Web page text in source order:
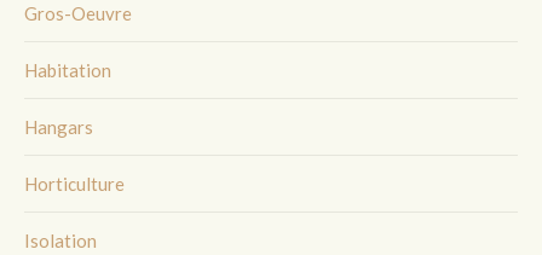
Gros-Oeuvre
Habitation
Hangars
Horticulture
Isolation